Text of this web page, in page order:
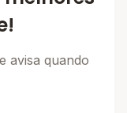
avisa quando